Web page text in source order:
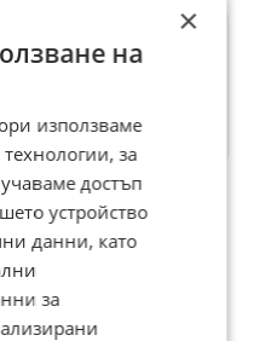
Продава 3-СТАЕН,
гр. Пазарджик,
Окръжна болница
×
на
използваме
за
достъп
устройство
данни, като
за